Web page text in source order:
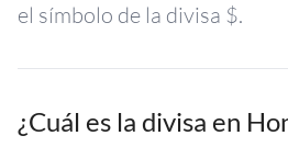
el símbolo de la divisa $.
¿Cuál es la divisa en